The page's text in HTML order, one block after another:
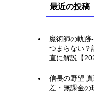
最近の投稿
魔術師の軌跡
つまらない？
直に解説【
信長の野望
差・無課金の